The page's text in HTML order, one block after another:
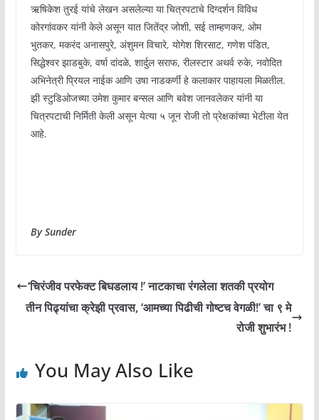
ऋषिकेश तुरई यांचे लेखन असलेल्या या चित्रपटाचे दिग्दर्शन विविध
कोरगांवकर यांनी केले असून यात जितेंद्र जोशी, सई ताम्हणकर, ओम
भुतकर, मकरंद अनासपुरे, अंशुमन विचारे, योगेश शिरसाट, गणेश पंडित,
सिद्धेश्वर झाडबुके, वर्षा दांदळे, शार्दुल सराफ, रीलस्टार अथर्व रुके, नवोदित
अभिनेत्री प्रियल नाईक आणि उषा नाडकर्णी हे कलाकार पाहायला मिळतील.
झी स्टुडिओजच्या उमेश कुमार बन्सल आणि बवेश जानवलेकर यांनी या
चित्रपटाची निर्मिती केली असून येत्या ५ जून रोजी तो प्रेक्षकांच्या भेटीला येत
आहे.
By Sunder
‘चिरंजीव परफेक्ट बिघडलाय !’ नाटकाचा रंगलेला शतकी प्रयोग
तीन पिढ्यांचा क्रेझी प्रवास, ‘आमच्या पिढीची गोष्टच वेगळी!’ चा ९ मे
रोजी शुभारंभ !
You May Also Like